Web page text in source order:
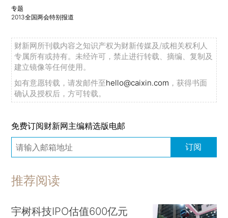
专题
2013全国两会特别报道
财新网所刊载内容之知识产权为财新传媒及/或相关权利人
专属所有或持有。未经许可，禁止进行转载、摘编、复制及
建立镜像等任何使用。
如有意愿转载，请发邮件至hello@caixin.com ，获得书面
确认及授权后，方可转载。
免费订阅财新网主编精选版电邮
订阅
推荐阅读
宇树科技IPO估值600亿元